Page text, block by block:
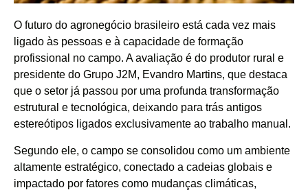
O futuro do agronegócio brasileiro está cada vez mais
ligado às pessoas e à capacidade de formação
profissional no campo. A avaliação é do produtor rural e
presidente do Grupo J2M, Evandro Martins, que destaca
que o setor já passou por uma profunda transformação
estrutural e tecnológica, deixando para trás antigos
estereótipos ligados exclusivamente ao trabalho manual.
Segundo ele, o campo se consolidou como um ambiente
altamente estratégico, conectado a cadeias globais e
impactado por fatores como mudanças climáticas,